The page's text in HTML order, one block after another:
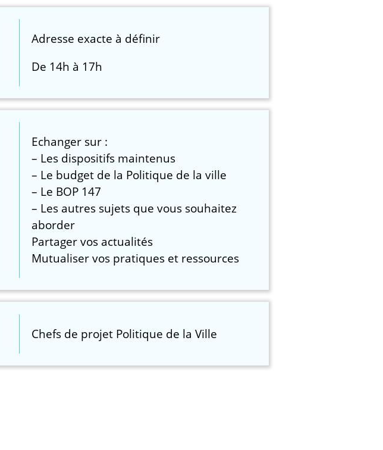
Adresse exacte à définir
De 14h à 17h
Echanger sur :
– Les dispositifs maintenus
– Le budget de la Politique de la ville
– Le BOP 147
– Les autres sujets que vous souhaitez
aborder
Partager vos actualités
Mutualiser vos pratiques et ressources
Chefs de projet Politique de la Ville